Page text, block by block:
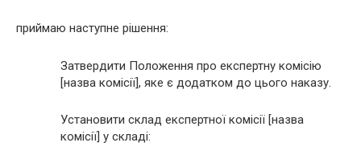
приймаю наступне рішення:
Затвердити Положення про експертну комісію
[назва комісії], яке є додатком до цього наказу.
Установити склад експертної комісії [назва
комісії] у складі: